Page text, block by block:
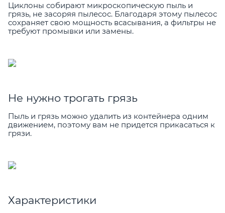
Циклоны собирают микроскопическую пыль и
грязь, не засоряя пылесос. Благодаря этому пылесос
сохраняет свою мощность всасывания, а фильтры не
требуют промывки или замены.
Не нужно трогать грязь
Пыль и грязь можно удалить из контейнера одним
движением, поэтому вам не придется прикасаться к
грязи.
Характеристики